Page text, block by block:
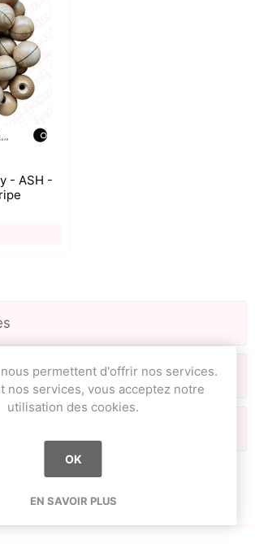
- ASH -
permettent d'offrir nos services.
nos services, vous acceptez notre
utilisation des cookies.
OK
EN SAVOIR PLUS